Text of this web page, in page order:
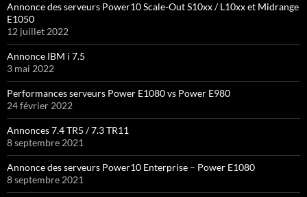
Annonce des serveurs Power10 Scale-Out S10xx / L10xx et Midrange
E1050
12 juillet 2022
Annonce IBM i 7.5
3 mai 2022
Performances serveurs Power E1080 vs Power E980
24 février 2022
Annonces 7.4 TR5 / 7.3 TR11
8 septembre 2021
Annonce des serveurs Power10 Enterprise – Power E1080
8 septembre 2021